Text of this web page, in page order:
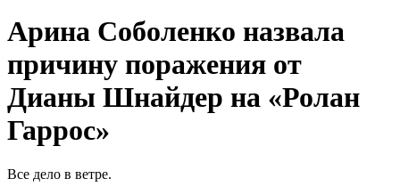
Арина Соболенко назвала
причину поражения от
Дианы Шнайдер на «Ролан
Гаррос»
Все дело в ветре.